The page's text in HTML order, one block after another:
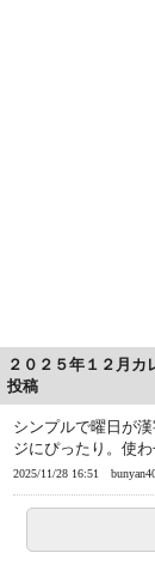
２０２５年１２月カ
投稿
シンプルで曜日が
ジにぴったり。使
2025/11/28 16:51